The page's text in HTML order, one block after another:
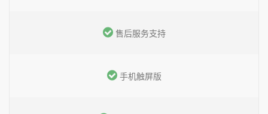
售后服务支持
手机触屏版